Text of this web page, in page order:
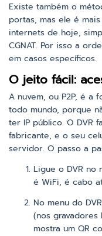
Existe também o
portas, mas ele é
internets de hoje,
CGNAT. Por isso a
em casos específicos.
O jeito fácil:
A nuvem, ou P2P, é a
todo mundo, porque
ter IP público. O DVR
fabricante, e o seu
servidor. O passo a
Ligue o DVR
é WiFi, é cabo
No menu do
(nos gravadores
mostra um QR